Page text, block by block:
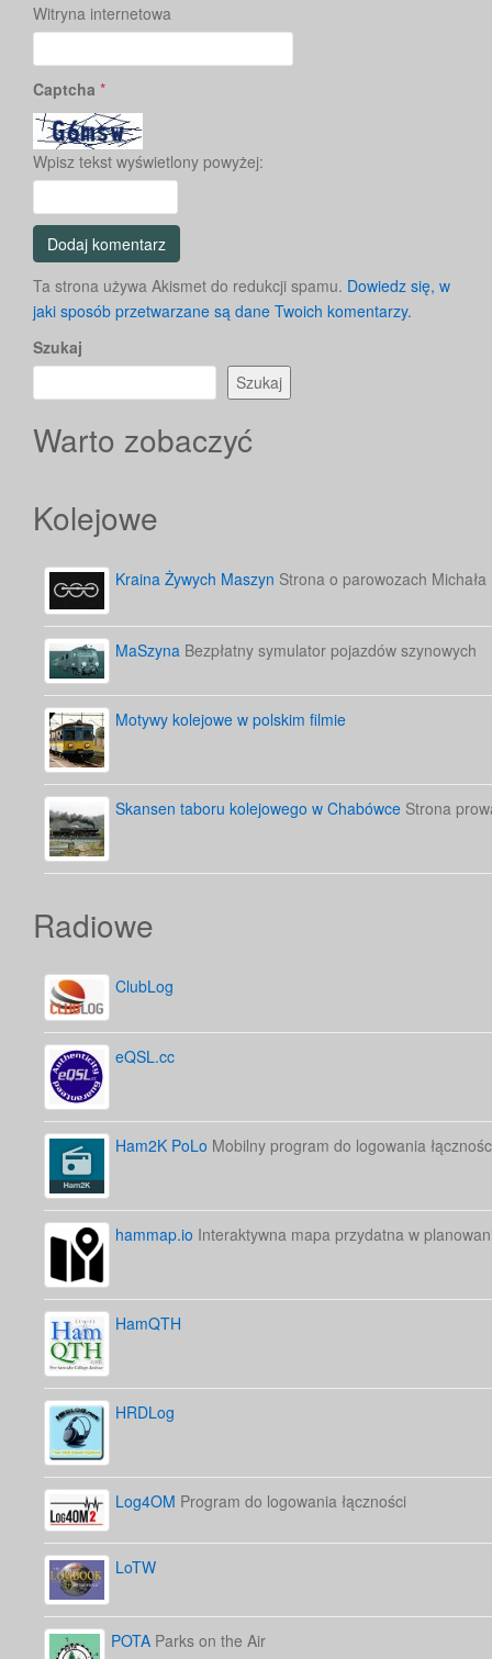
Witryna internetowa
Captcha *
Wpisz tekst wyświetlony powyżej:
Ta strona używa Akismet do redukcji spamu. Dowiedz się, w
jaki sposób przetwarzane są dane Twoich komentarzy.
Szukaj
Szukaj
Warto zobaczyć
Kolejowe
Kraina Żywych Maszyn Strona o parowozach
MaSzyna Bezpłatny symulator pojazdów szynowych
Motywy kolejowe w polskim filmie
Skansen taboru kolejowego w Chabówce Strona
Radiowe
ClubLog
eQSL.cc
Ham2K PoLo Mobilny program do logowania
hammap.io Interaktywna mapa przydatna w
HamQTH
HRDLog
Log4OM Program do logowania łączności
LoTW
POTA Parks on the Air